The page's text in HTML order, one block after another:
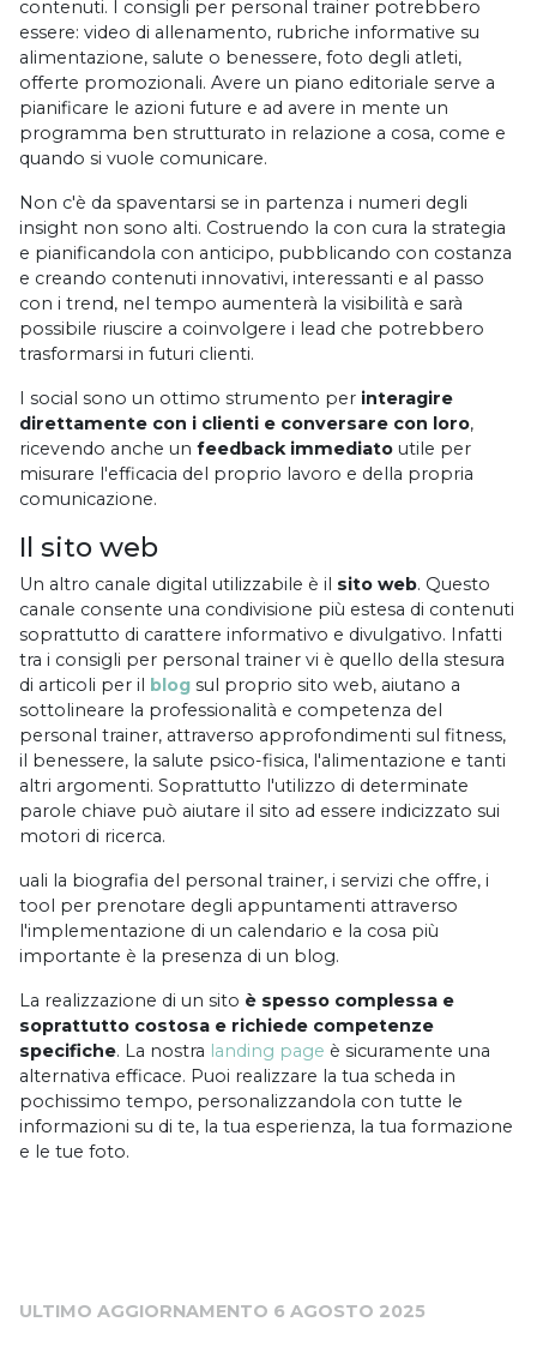
contenuti. I consigli per personal trainer potrebbero
essere: video di allenamento, rubriche informative su
alimentazione, salute o benessere, foto degli atleti,
offerte promozionali. Avere un piano editoriale serve a
pianificare le azioni future e ad avere in mente un
programma ben strutturato in relazione a cosa, come e
quando si vuole comunicare.
Non c'è da spaventarsi se in partenza i numeri degli
insight non sono alti. Costruendo la con cura la strategia
e pianificandola con anticipo, pubblicando con costanza
e creando contenuti innovativi, interessanti e al passo
con i trend, nel tempo aumenterà la visibilità e sarà
possibile riuscire a coinvolgere i lead che potrebbero
trasformarsi in futuri clienti.
I social sono un ottimo strumento per interagire
direttamente con i clienti e conversare con loro,
ricevendo anche un feedback immediato utile per
misurare l'efficacia del proprio lavoro e della propria
comunicazione.
Il sito web
Un altro canale digital utilizzabile è il sito web. Questo
canale consente una condivisione più estesa di contenuti
soprattutto di carattere informativo e divulgativo. Infatti
tra i consigli per personal trainer vi è quello della stesura
di articoli per il blog sul proprio sito web, aiutano a
sottolineare la professionalità e competenza del
personal trainer, attraverso approfondimenti sul fitness,
il benessere, la salute psico-fisica, l'alimentazione e tanti
altri argomenti. Soprattutto l'utilizzo di determinate
parole chiave può aiutare il sito ad essere indicizzato sui
motori di ricerca.
uali la biografia del personal trainer, i servizi che offre, i
tool per prenotare degli appuntamenti attraverso
l'implementazione di un calendario e la cosa più
importante è la presenza di un blog.
La realizzazione di un sito è spesso complessa e
soprattutto costosa e richiede competenze
specifiche. La nostra landing page è sicuramente una
alternativa efficace. Puoi realizzare la tua scheda in
pochissimo tempo, personalizzandola con tutte le
informazioni su di te, la tua esperienza, la tua formazione
e le tue foto.
ULTIMO AGGIORNAMENTO 6 AGOSTO 2025